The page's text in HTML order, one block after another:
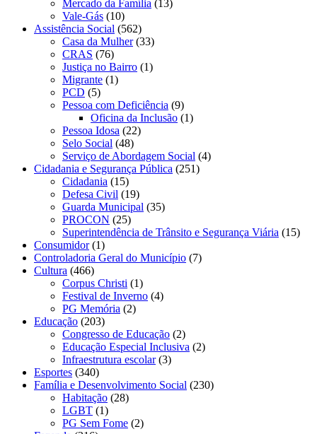
Mercado da Família (13)
Vale-Gás (10)
Assistência Social (562)
Casa da Mulher(33)
CRAS (76)
Justiça no Bairro (1)
Migrante (1)
PCD (5)
Pessoa com Deficiência (9)
Oficina da Inclusão (1)
Pessoa Idosa (22)
Selo Social (48)
Serviço de Abordagem Social (4)
Cidadania e Segurança Pública (251)
Cidadania (15)
Defesa Civil (19)
Guarda Municipal (35)
PROCON (25)
Superintendência de Trânsito e Segurança Viária (15)
Consumidor(1)
Controladoria Geral do Município (7)
Cultura (466)
Corpus Christi (1)
Festival de Inverno (4)
PG Memória (2)
Educação (203)
Congresso de Educação (2)
Educação Especial Inclusiva (2)
Infraestrutura escolar(3)
Esportes (340)
Família e Desenvolvimento Social (230)
Habitação (28)
LGBT (1)
PG Sem Fome (2)